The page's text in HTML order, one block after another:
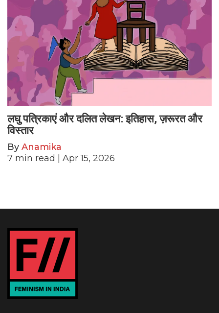
लघु पत्रिकाएं और दलित लेखन: इतिहास, ज़रूरत और
विस्तार
By Anamika
7 min read | Apr 15, 2026